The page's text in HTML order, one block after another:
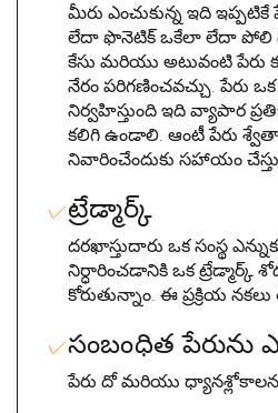
మీరు ఎంచుకున్న ఇది
లేదా ఫొనెటిక్ ఒకేలా లేదా పోలి
కేసు మరియు అటువంటి పేరు
నేరం పరిగణించవచ్చు.
నిర్వహిస్తుంది ఇది వ్యాపార
కలిగి ఉండాలి. ఆంటీ పేరు
నివారించేందుకు సహాయం
ట్రేడ్మార్క్
దరఖాస్తుదారు ఒక సంస్థ
నిర్ధారించడానికి ఒక
కోరుతున్నాం. ఈ ప్రక్రియ నకలు
సంబంధిత పేరును
పేరు దో మరియు